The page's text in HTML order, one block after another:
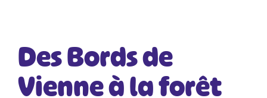
Des Bords de
Vienne à la forêt